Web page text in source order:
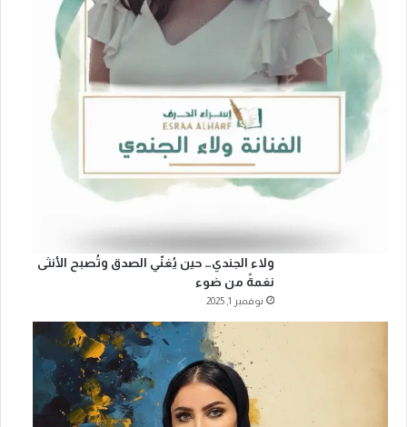
ولاء الجندي… حين يُغنّي الصدق وتُصبح الأنثى
نغمةً من ضوء
نوفمبر 1, 2025